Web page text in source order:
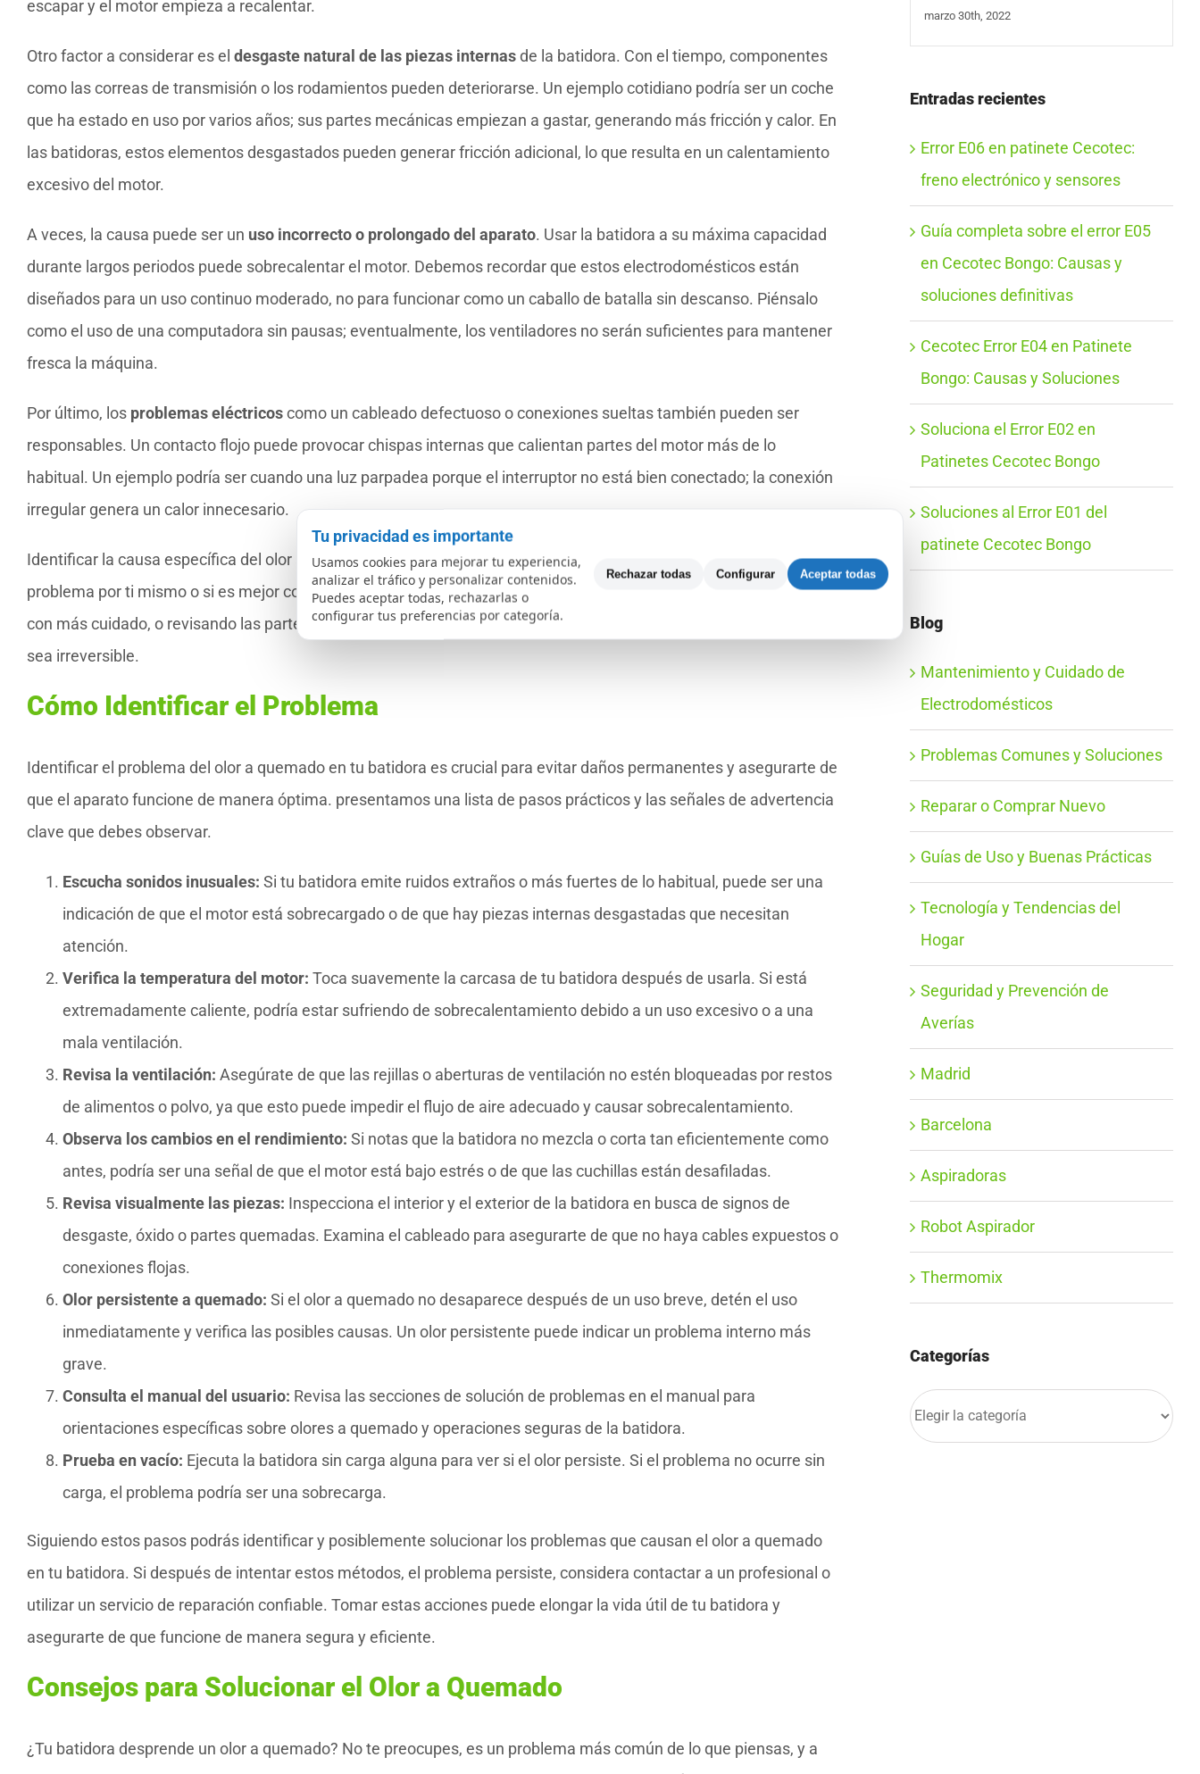
escapar y el motor empieza a recalentar.
Otro factor a considerar es el desgaste natural de las piezas internasde la batidora. Con el tiempo, componentes
como las correas de transmisión o los rodamientos pueden deteriorarse. Un ejemplo cotidiano podría ser un coche
que ha estado en uso por varios años; sus partes mecánicas empiezan a gastar, generando más fricción y calor. En
las batidoras, estos elementos desgastados pueden generar fricción adicional, lo que resulta en un calentamiento
excesivo del motor.
A veces, la causa puede ser un uso incorrecto o prolongado del aparato. Usar la batidora a su máxima capacidad
durante largos periodos puede sobrecalentar el motor. Debemos recordar que estos electrodomésticos están
diseñados para un uso continuo moderado, no para funcionar como un caballo de batalla sin descanso. Piénsalo
como el uso de una computadora sin pausas; eventualmente, los ventiladores no serán suficientes para mantener
fresca la máquina.
Por último, los problemas eléctricoscomo un cableado defectuoso o conexiones sueltas también pueden ser
responsables. Un contacto flojo puede provocar chispas internas que calientan partes del motor más de lo
habitual. Un ejemplo podría ser cuando una luz parpadea porque el interruptor no está bien conectado; la conexión
irregular genera un calor innecesario.
Identificar la causa específica del olor a quemado en tu batidora te ayudará a determinar si puedes corregir el
problema por ti mismo o si es mejor consultar a un profesional. Ya sea mejorando la ventilación, usando el aparato
con más cuidado, o revisando las partes internas, es esencial atender a estos problemas para evitar que el daño
sea irreversible.
Cómo Identificar el Problema
Identificar el problema del olor a quemado en tu batidora es crucial para evitar daños permanentes y asegurarte de
que el aparato funcione de manera óptima. presentamos una lista de pasos prácticos y las señales de advertencia
clave que debes observar.
Escucha sonidos inusuales: Si tu batidora emite ruidos extraños o más fuertes de lo habitual, puede ser una
indicación de que el motor está sobrecargado o de que hay piezas internas desgastadas que necesitan
atención.
Verifica la temperatura del motor: Toca suavemente la carcasa de tu batidora después de usarla. Si está
extremadamente caliente, podría estar sufriendo de sobrecalentamiento debido a un uso excesivo o a una
mala ventilación.
Revisa la ventilación: Asegúrate de que las rejillas o aberturas de ventilación no estén bloqueadas por restos
de alimentos o polvo, ya que esto puede impedir el flujo de aire adecuado y causar sobrecalentamiento.
Observa los cambios en el rendimiento: Si notas que la batidora no mezcla o corta tan eficientemente como
antes, podría ser una señal de que el motor está bajo estrés o de que las cuchillas están desafiladas.
Revisa visualmente las piezas: Inspecciona el interior y el exterior de la batidora en busca de signos de
desgaste, óxido o partes quemadas. Examina el cableado para asegurarte de que no haya cables expuestos o
conexiones flojas.
Olor persistente a quemado: Si el olor a quemado no desaparece después de un uso breve, detén el uso
inmediatamente y verifica las posibles causas. Un olor persistente puede indicar un problema interno más
grave.
Consulta el manual del usuario: Revisa las secciones de solución de problemas en el manual para
orientaciones específicas sobre olores a quemado y operaciones seguras de la batidora.
Prueba en vacío: Ejecuta la batidora sin carga alguna para ver si el olor persiste. Si el problema no ocurre sin
carga, el problema podría ser una sobrecarga.
Siguiendo estos pasos podrás identificar y posiblemente solucionar los problemas que causan el olor a quemado
en tu batidora. Si después de intentar estos métodos, el problema persiste, considera contactar a un profesional o
utilizar un servicio de reparación confiable. Tomar estas acciones puede elongar la vida útil de tu batidora y
asegurarte de que funcione de manera segura y eficiente.
Consejos para Solucionar el Olor a Quemado
¿Tu batidora desprende un olor a quemado? No te preocupes, es un problema más común de lo que piensas, y a
marzo 30th, 2022
Entradas recientes
Error E06 en patinete Cecotec:
freno electrónico y sensores
Guía completa sobre el error E05
en Cecotec Bongo: Causas y
soluciones definitivas
Cecotec Error E04 en Patinete
Bongo: Causas y Soluciones
Soluciona el Error E02 en
Patinetes Cecotec Bongo
Soluciones al Error E01 del
patinete Cecotec Bongo
Blog
Mantenimiento y Cuidado de
Electrodomésticos
Problemas Comunes y Soluciones
Reparar o Comprar Nuevo
Guías de Uso y Buenas Prácticas
Tecnología y Tendencias del
Hogar
Seguridad y Prevención de
Averías
Madrid
Barcelona
Aspiradoras
Robot Aspirador
Thermomix
Categorías
Categorías
Tu privacidad es importante
Usamos cookies para mejorar tu experiencia,
analizar el tráfico y personalizar contenidos.
Puedes aceptar todas, rechazarlas o
configurar tus preferencias por categoría.
Rechazar todas Configurar Aceptar todas